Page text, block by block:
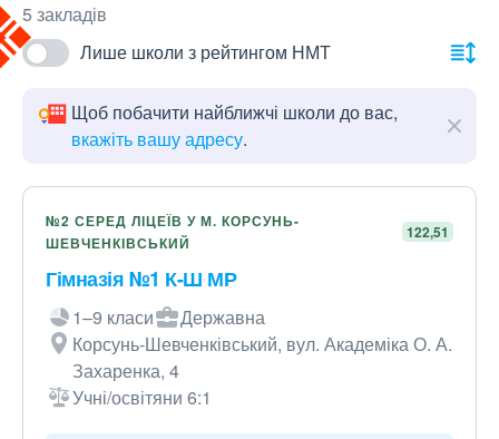
5 закладів
Лише школи з рейтингом НМТ
Щоб побачити найближчі школи до вас,
вкажіть вашу адресу.
№2 СЕРЕД ЛІЦЕЇВ У М. КОРСУНЬ-
ШЕВЧЕНКІВСЬКИЙ
122,51
Гімназія №1 К-Ш МР
1–9 класи
Державна
Корсунь-Шевченківський, вул. Академіка О. А.
Захаренка, 4
Учні/освітяни 6:1